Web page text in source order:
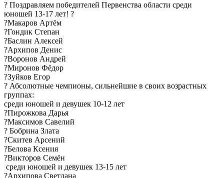
? Поздравляем победителей Первенства области среди
юношей 13-17 лет! ?️
?Макаров Артём
?Гондик Степан
?Баслин Алексей
?Архипов Денис
?Воронов Андрей
?Миронов Фёдор
?Зуйков Егор
? Абсолютные чемпионы, сильнейшие в своих возрастных
группах:
среди юношей и девушек 10-12 лет
?Пирожкова Дарья
?Максимов Савелий
? Бобрина Злата
?Скитев Арсений
?Белова Ксения
?Викторов Семён
️ среди юношей и девушек 13-15 лет
?Архипова Светлана